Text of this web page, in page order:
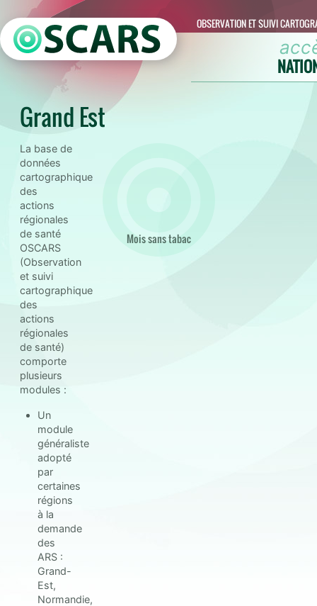
OBSERVATION ET SUIVI
Grand Est
La base de
données
cartographique
des
actions
régionales
de santé
OSCARS
(Observation
et suivi
cartographique
des
actions
régionales
de santé)
comporte
plusieurs
modules :
Un
module
généraliste
adopté
par
certaines
régions
à la
demande
des
ARS :
Grand-
Est,
Normandie,
Mois sans tabac